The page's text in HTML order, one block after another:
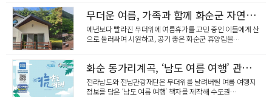
무더운 여름, 가족과 함께 화순군 자연휴양림으로!
예년보다 빨라진 무더위에 여름휴가를 고민 중인 이들에게 산
으로 둘러싸여 시원하고, 공기 좋은 화순군 휴양림을…
화순 동가리계곡, ‘남도 여름 여행’ 관광지에 수록
전라남도와 전남관광재단은 무더위를 날려버릴 여름 여행지
정보를 담은 ‘남도 여름 여행’ 책자를 제작해 수도권…